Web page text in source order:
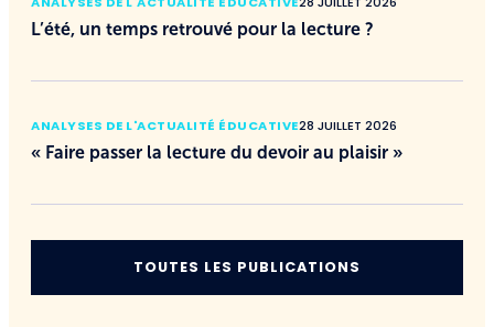
L’été, un temps retrouvé pour la lecture ?
ANALYSES DE L'ACTUALITÉ ÉDUCATIVE28 JUILLET 2026
« Faire passer la lecture du devoir au plaisir »
TOUTES LES PUBLICATIONS